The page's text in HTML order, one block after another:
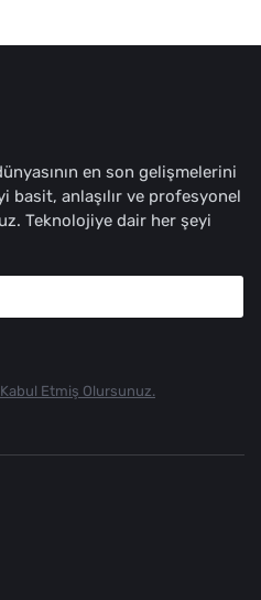
en son gelişmelerini
anlaşılır ve profesyonel
Teknolojiye dair her şeyi
Kabul Etmiş Olursunuz.